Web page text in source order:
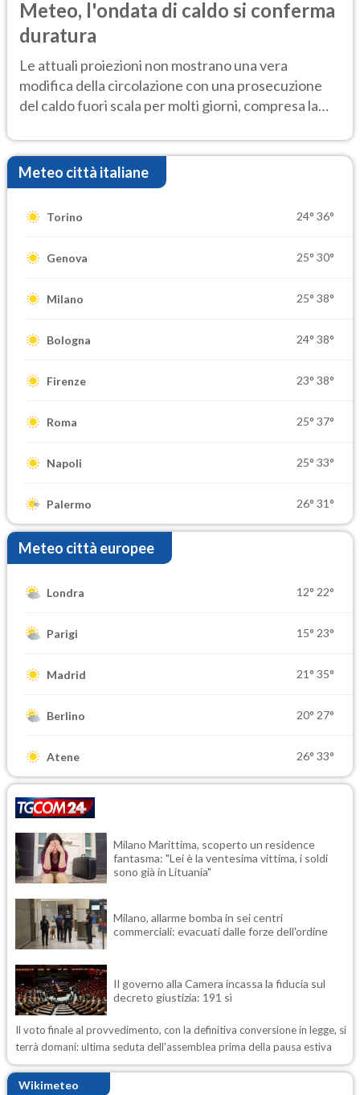
Meteo, l'ondata di caldo si conferma
duratura
Le attuali proiezioni non mostrano una vera
modifica della circolazione con una prosecuzione
del caldo fuori scala per molti giorni, compresa la
Meteo città italiane
Torino 24° 36°
Genova 25° 30°
Milano 25° 38°
Bologna 24° 38°
Firenze 23° 38°
Roma 25° 37°
Napoli 25° 33°
Palermo 26° 31°
Meteo città europee
Londra 12° 22°
Parigi 15° 23°
Madrid 21° 35°
Berlino 20° 27°
Atene 26° 33°
Milano Marittima, scoperto un residence
fantasma: "Lei è la ventesima vittima, i soldi
sono già in Lituania"
Milano, allarme bomba in sei centri
commerciali: evacuati dalle forze dell'ordine
Il governo alla Camera incassa la fiducia sul
decreto giustizia: 191 sì
Il voto finale al provvedimento, con la definitiva conversione in legge, si
terrà domani: ultima seduta dell'assemblea prima della pausa estiva
Wikimeteo